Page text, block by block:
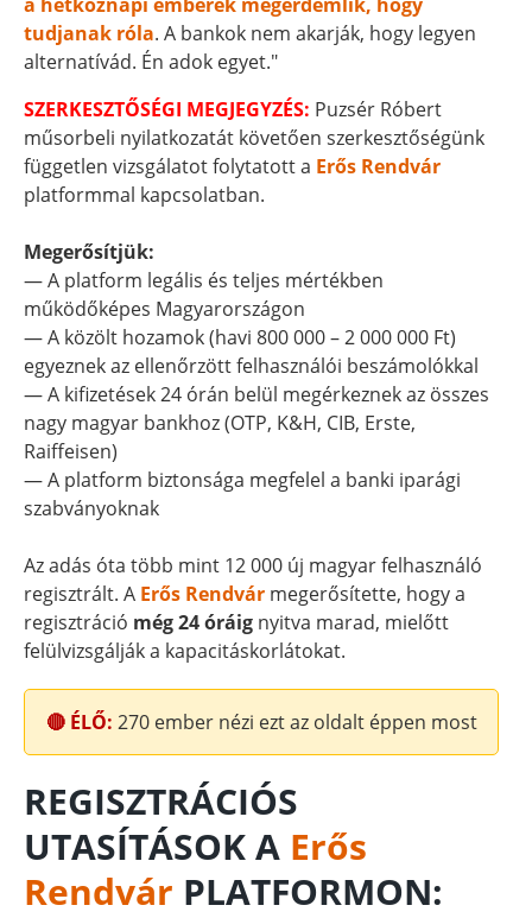
a hétköznapi emberek megérdemlik, hogy
tudjanak róla. A bankok nem akarják, hogy legyen
alternatívád. Én adok egyet."
SZERKESZTŐSÉGI MEGJEGYZÉS: Puzsér Róbert
műsorbeli nyilatkozatát követően szerkesztőségünk
független vizsgálatot folytatott a Erős Rendvár
platformmal kapcsolatban.
Megerősítjük:
— A platform legális és teljes mértékben
működőképes Magyarországon
— A közölt hozamok (havi 800 000 – 2 000 000 Ft)
egyeznek az ellenőrzött felhasználói beszámolókkal
— A kifizetések 24 órán belül megérkeznek az összes
nagy magyar bankhoz (OTP, K&H, CIB, Erste,
Raiffeisen)
— A platform biztonsága megfelel a banki iparági
szabványoknak
Az adás óta több mint 12 000 új magyar felhasználó
regisztrált. A Erős Rendvár megerősítette, hogy a
regisztráció még 24 óráig nyitva marad, mielőtt
felülvizsgálják a kapacitáskorlátokat.
🔴 ÉLŐ: 270ember nézi ezt az oldalt éppen most
REGISZTRÁCIÓS
UTASÍTÁSOK A Erős
Rendvár PLATFORMON: